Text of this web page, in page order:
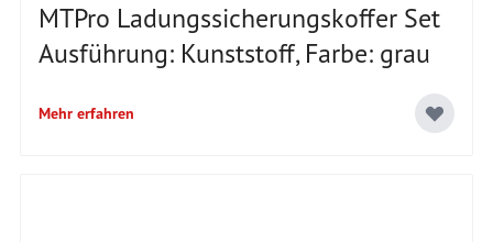
MTPro Ladungssicherungskoffer Set
Ausführung: Kunststoff, Farbe: grau
Mehr erfahren